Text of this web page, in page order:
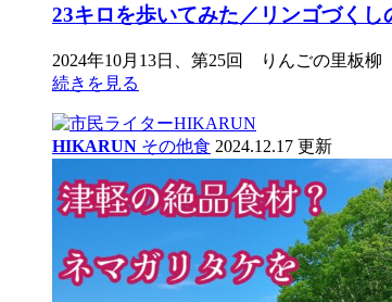
23キロを歩いてみた／リンゴづくし
2024年10月13日、第25回 りんごの里板
続きを見る
HIKARUN その他食 2024.12.17 更新